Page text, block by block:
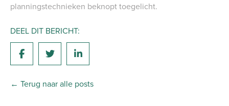
planningstechnieken beknopt toegelicht.
DEEL DIT BERICHT:
← Terug naar alle posts